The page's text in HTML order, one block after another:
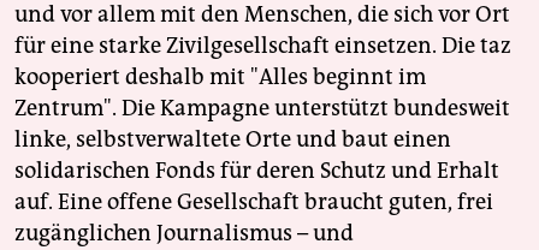
und vor allem mit den Menschen, die sich vor Ort
für eine starke Zivilgesellschaft einsetzen. Die taz
kooperiert deshalb mit "Alles beginnt im
Zentrum". Die Kampagne unterstützt bundesweit
linke, selbstverwaltete Orte und baut einen
solidarischen Fonds für deren Schutz und Erhalt
auf. Eine offene Gesellschaft braucht guten, frei
zugänglichen Journalismus – und